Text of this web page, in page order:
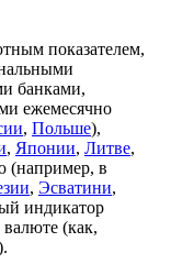
показателем,
банками,
ежемесячно
, Польше),
, Японии, Литве,
(например, в
, Эсватини,
индикатор
(как,